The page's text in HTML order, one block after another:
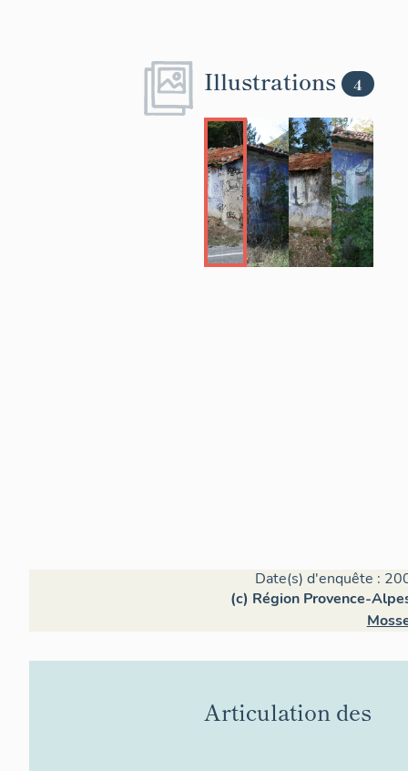
Illustrations 4
Date(s) d'enquête :
(c) Région Provence-
Articulation des